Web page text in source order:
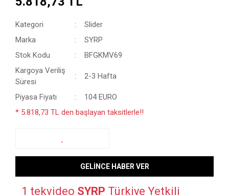
Kategori
Slider
Marka
SYRP
Stok Kodu
BFGKMV69
Kargoya Veriliş
Süresi
2-3 Hafta
Piyasa Fiyatı
104 EURO
* 5.818,73 TL den başlayan taksitlerle!!
GELİNCE HABER VER
1 tekvideo SYRP Türkiye Yetkili